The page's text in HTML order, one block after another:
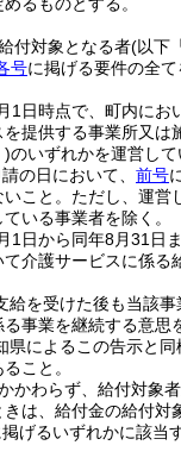
付対象となる者(以下
号に掲げる要件の全
1日時点で、町内にお
提供する事業所又は
)のいずれかを運営して
の日において、 前号
こと。 ただし、運営
いる事業者を除く。
1日から同年8月31日
介護サービスに係る
給を受けた後も当該
事業を継続する意思
県によるこの告示と
こと。
かわらず、給付対象
は、給付金の給付対
掲げるいずれかに該当